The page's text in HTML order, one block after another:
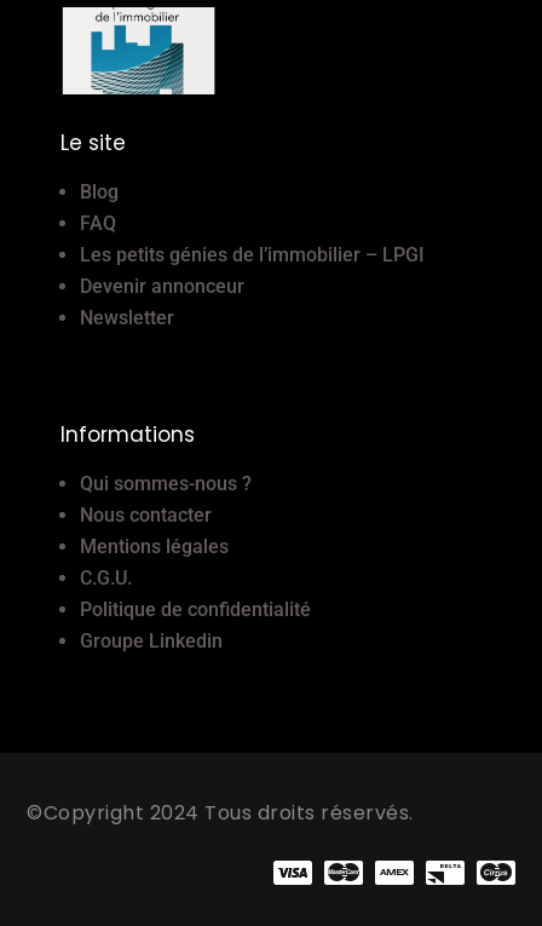
Le site
Blog
FAQ
Les petits génies de l’immobilier – LPGI
Devenir annonceur
Newsletter
Informations
Qui sommes-nous ?
Nous contacter
Mentions légales
C.G.U.
Politique de confidentialité
Groupe Linkedin
©Copyright 2024 Tous droits réservés.